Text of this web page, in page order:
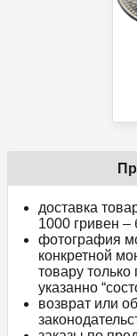
доставка
1000 гривен –
фотография
конкретной
товару
указанно
возврат или